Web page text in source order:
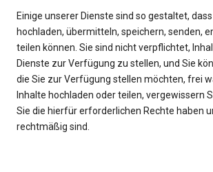
Einige unserer Dienste sind so gestaltet, dass
hochladen, übermitteln, speichern, senden,
teilen können. Sie sind nicht verpflichtet,
Dienste zur Verfügung zu stellen, und Sie
die Sie zur Verfügung stellen möchten, frei
Inhalte hochladen oder teilen, vergewissern
Sie die hierfür erforderlichen Rechte haben
rechtmäßig sind.